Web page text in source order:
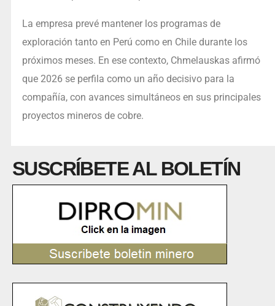
La empresa prevé mantener los programas de
exploración tanto en Perú como en Chile durante los
próximos meses. En ese contexto, Chmelauskas afirmó
que 2026 se perfila como un año decisivo para la
compañía, con avances simultáneos en sus principales
proyectos mineros de cobre.
SUSCRÍBETE AL BOLETÍN